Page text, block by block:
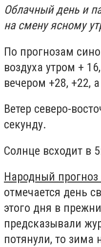
Облачный день и
на смену ясному
По прогнозам
воздуха утром +
вечером +28, +22,
Ветер северо-
секунду.
Солнце всходит в
Народный прогноз
отмечается день
этого дня в
предсказывали
потянули, то зима